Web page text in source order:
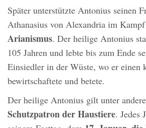
Später unterstützte Antonius seinen
Athanasius von Alexandria im
Arianismus. Der heilige Antonius
105 Jahren und lebte bis zum Ende
Einsiedler in der Wüste, wo er einen
bewirtschaftete und betete.
Der heilige Antonius gilt unter
Schutzpatron der Haustiere. Jedes